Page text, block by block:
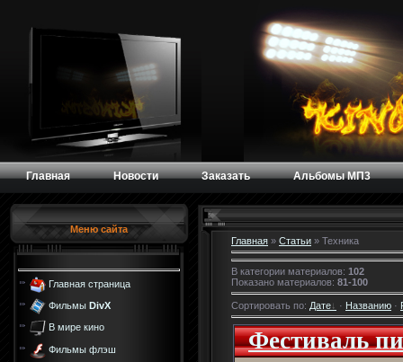
Главная Новости Заказать Альбомы МП3
Меню сайта
Главная страница
Фильмы DivX
В мире кино
Фильмы флэш
Главная » Статьи » Техника
В категории материалов: 102
Показано материалов: 81-100
Сортировать по: Дате · Названию ·
Фестиваль